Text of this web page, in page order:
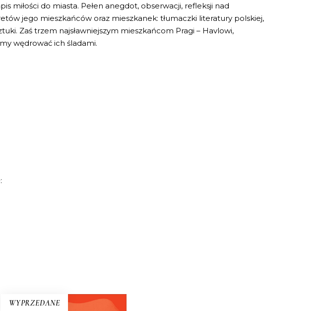
miłości do miasta. Pełen anegdot, obserwacji, refleksji nad
jego mieszkańców oraz mieszkanek: tłumaczki literatury polskiej,
Zaś trzem najsławniejszym mieszkańcom Pragi – Havlowi,
wędrować ich śladami.
WYPRZEDANE